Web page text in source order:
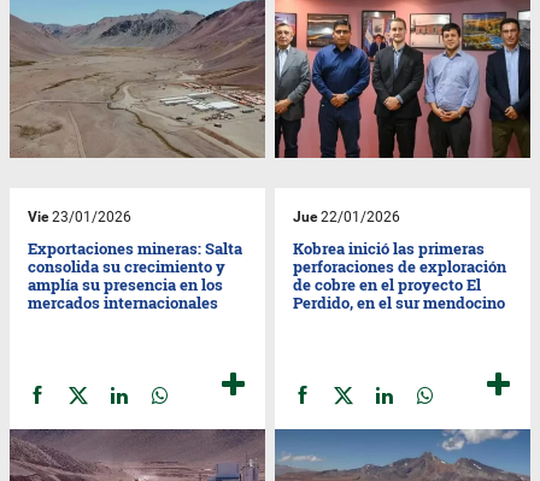
Vie23/01/2026
Exportaciones mineras: Salta
consolida su crecimiento y
amplía su presencia en los
mercados internacionales
Jue22/01/2026
Kobrea inició las primeras
perforaciones de exploración
de cobre en el proyecto El
Perdido, en el sur mendocino